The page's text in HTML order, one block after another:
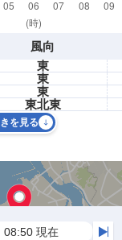
風向
東
東
東
東北東
を見る